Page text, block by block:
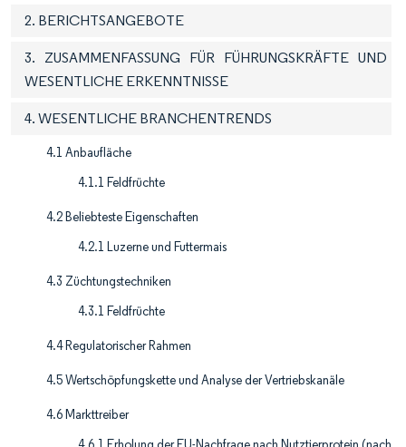
2. BERICHTSANGEBOTE
3. ZUSAMMENFASSUNG FÜR FÜHRUNGSKRÄFTE UND
WESENTLICHE ERKENNTNISSE
4. WESENTLICHE BRANCHENTRENDS
4.1 Anbaufläche
4.1.1 Feldfrüchte
4.2 Beliebteste Eigenschaften
4.2.1 Luzerne und Futtermais
4.3 Züchtungstechniken
4.3.1 Feldfrüchte
4.4 Regulatorischer Rahmen
4.5 Wertschöpfungskette und Analyse der Vertriebskanäle
4.6 Markttreiber